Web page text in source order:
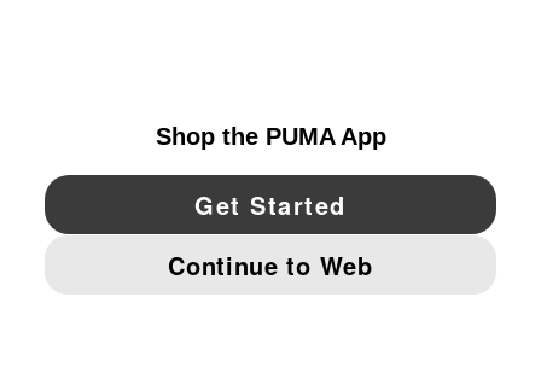
YouTube Twitter Pinterest
IMPRINT AND LEGAL DATA